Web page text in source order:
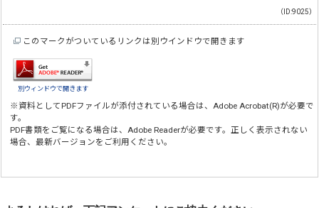
（ID:9025）
このマークがついているリンクは別ウインドウで開きます
別ウィンドウで開きます
※資料としてPDFファイルが添付されている場合は、Adobe Acrobat(R)が必要で
す。
PDF書類をご覧になる場合は、Adobe Readerが必要です。正しく表示されない
場合、最新バージョンをご利用ください。